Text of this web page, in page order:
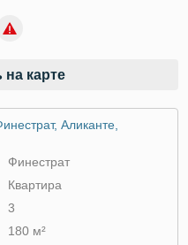
на карте
Аликанте,
Финестрат
Квартира
3
180 м²